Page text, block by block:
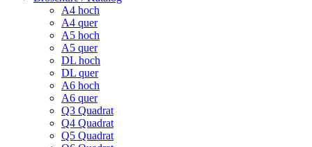
A4 hoch
A4 quer
A5 hoch
A5 quer
DL hoch
DL quer
A6 hoch
A6 quer
Q3 Quadrat
Q4 Quadrat
Q5 Quadrat